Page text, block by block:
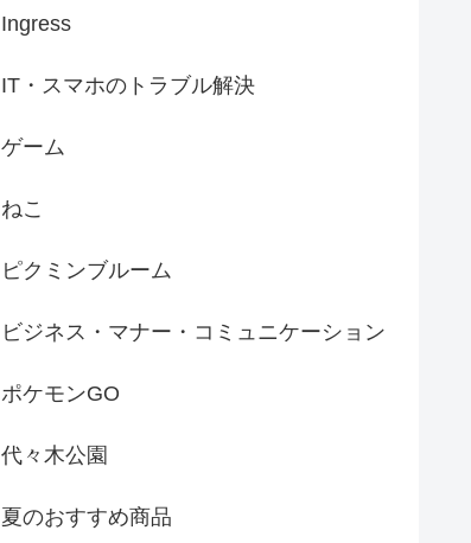
Ingress
IT・スマホのトラブル解決
ゲーム
ねこ
ピクミンブルーム
ビジネス・マナー・コミュニケーション
ポケモンGO
代々木公園
夏のおすすめ商品